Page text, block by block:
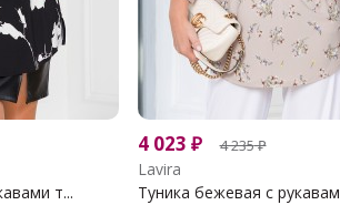
т...
4 023 ₽ 4 235₽
Lavira
Туника бежевая с